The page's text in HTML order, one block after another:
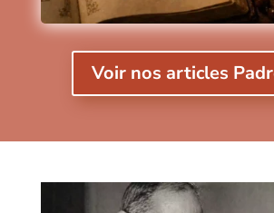
Voir nos articles